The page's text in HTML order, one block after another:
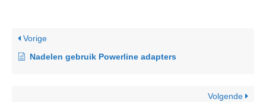
Vorige
Nadelen gebruik Powerline adapters
Volgende